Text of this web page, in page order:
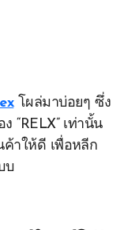
โผล่มาบ่อยๆ ซึ่ง
“RELX” เท่านั้น
ค้าให้ดี เพื่อหลีก
บ